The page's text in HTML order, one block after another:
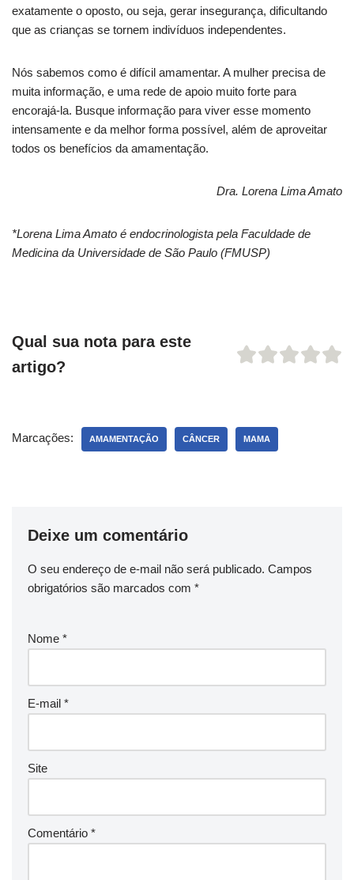
exatamente o oposto, ou seja, gerar insegurança, dificultando
que as crianças se tornem indivíduos independentes.
Nós sabemos como é difícil amamentar. A mulher precisa de
muita informação, e uma rede de apoio muito forte para
encorajá-la. Busque informação para viver esse momento
intensamente e da melhor forma possível, além de aproveitar
todos os benefícios da amamentação.
Dra. Lorena Lima Amato
*Lorena Lima Amato é endocrinologista pela Faculdade de
Medicina da Universidade de São Paulo (FMUSP)
Qual sua nota para este
artigo?
Marcações: AMAMENTAÇÃO CÂNCER MAMA
Deixe um comentário
O seu endereço de e-mail não será publicado. Campos
obrigatórios são marcados com *
Nome *
E-mail *
Site
Comentário *